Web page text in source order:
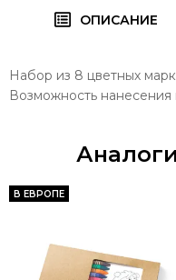
ОПИСАНИЕ
Набор из 8 цветных
Возможность нанесения
В ЕВРОПЕ